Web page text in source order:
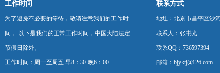
工作时间
为了避免不必要的等待，敬请注意我们的工作时
间 。以下是我们的正常工作时间，中国大陆法定
节假日除外。
工作时间：周一至周五 早8：30-晚6：00
联系方式
地址：北京市昌平区沙
联系人：张书光
联系QQ：736597394
邮箱：bjyktj@126.com